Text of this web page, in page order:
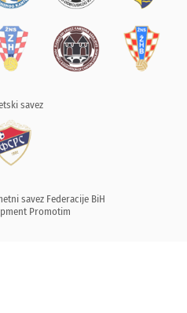
savez
savez Federacije BiH
Promotim